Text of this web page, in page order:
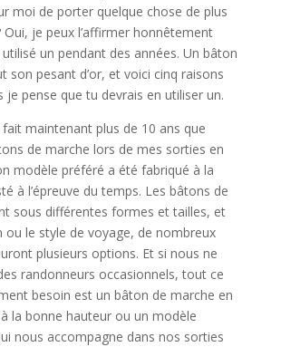
moi de porter quelque chose de plus
Oui, je peux l’affirmer honnêtement
un pendant des années. Un bâton
son pesant d’or, et voici cinq raisons
je pense que tu devrais en utiliser un.
fait maintenant plus de 10 ans que
de marche lors de mes sorties en
modèle préféré a été fabriqué à la
à l’épreuve du temps. Les bâtons de
sous différentes formes et tailles, et
ou le style de voyage, de nombreux
plusieurs options. Et si nous ne
randonneurs occasionnels, tout ce
besoin est un bâton de marche en
la bonne hauteur ou un modèle
nous accompagne dans nos sorties